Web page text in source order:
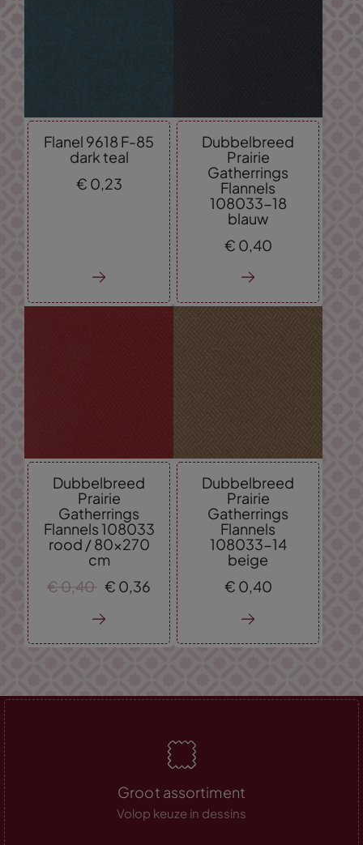
Flanel 9618 F-85
dark teal
€ 0,23
Dubbelbreed
Prairie
Gatherrings
Flannels
108033-18
blauw
€ 0,40
Dubbelbreed
Prairie
Gatherrings
Flannels 108033
rood / 80x270
cm
€ 0,40 € 0,36
Dubbelbreed
Prairie
Gatherrings
Flannels
108033-14
beige
€ 0,40
Groot assortiment
Volop keuze in dessins